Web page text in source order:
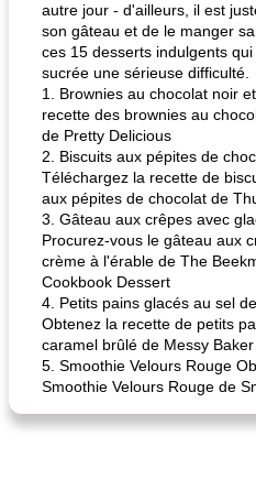
autre jour - d'ailleurs, il est
son gâteau et de le manger
ces 15 desserts indulgents
sucrée une sérieuse difficulté.
1. Brownies au chocolat noir
recette des brownies au
de Pretty Delicious
2. Biscuits aux pépites de
Téléchargez la recette de
aux pépites de chocolat de
3. Gâteau aux crêpes avec
Procurez-vous le gâteau aux
crème à l'érable de The
Cookbook Dessert
4. Petits pains glacés au sel
Obtenez la recette de petits
caramel brûlé de Messy Baker
5. Smoothie Velours Rouge
Smoothie Velours Rouge de